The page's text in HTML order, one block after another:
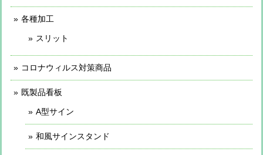
各種加工
スリット
コロナウィルス対策商品
既製品看板
A型サイン
和風サインスタンド